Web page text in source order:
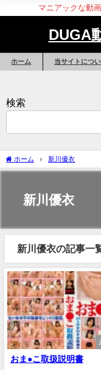
マニアックな動
DUGA
ホーム 当サイトにつ
検索
ホーム 新川優衣
新川優衣
新川優衣の記事一
おま●こ取扱説明書